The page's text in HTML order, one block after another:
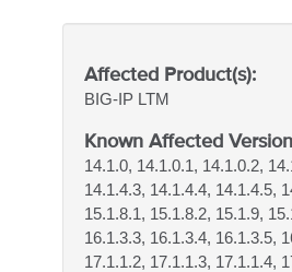
Affected Product(s):
BIG-IP LTM
Known Affected
14.1.0, 14.1.0.1, 14.1.0.2,
14.1.4.3, 14.1.4.4, 14.1.4.5,
15.1.8.1, 15.1.8.2, 15.1.9,
16.1.3.3, 16.1.3.4, 16.1.3.5,
17.1.1.2, 17.1.1.3, 17.1.1.4,